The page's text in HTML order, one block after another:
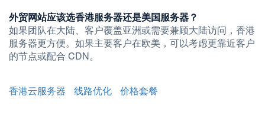
外贸网站应该选香港服务器还是美国服务器？
如果团队在大陆、客户覆盖亚洲或需要兼顾大陆访问，香港
服务器更方便。如果主要客户在欧美，可以考虑更靠近客户
的节点或配合 CDN。
香港云服务器 线路优化 价格套餐